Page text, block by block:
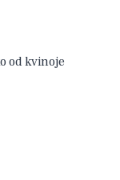
od kvinoje